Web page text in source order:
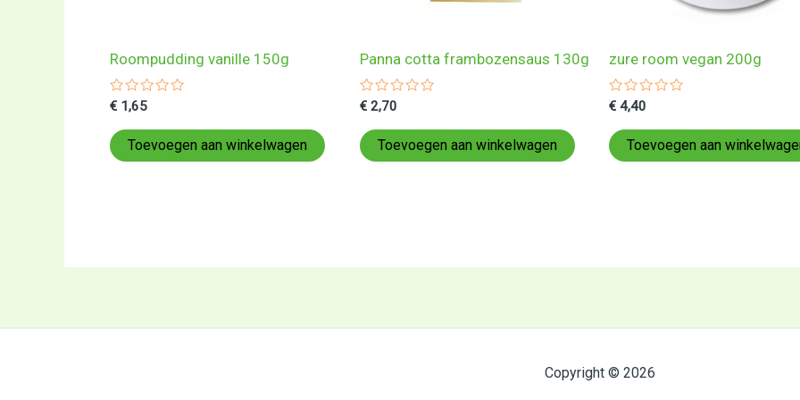
Roompudding vanille 150g
Gewaardeerd
uit
5
€ 1,65
Toevoegen aan winkelwagen
Panna cotta frambozensaus 130g
Gewaardeerd
uit
5
€2,70
Toevoegen aan winkelwagen
zure room vegan 200g
Gewaardeerd
uit
5
€ 4,40
Toevoegen aan
Copyright © 2026